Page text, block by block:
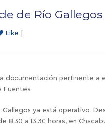
de Río
Like |
documentación pertinente a
Fuentes.
ya está operativo.
8:30 a 13:30 horas, en